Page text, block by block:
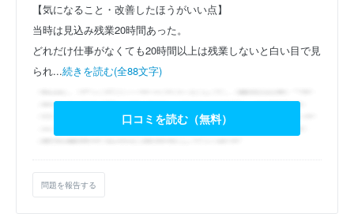
【気になること・改善したほうがいい点】
当時は見込み残業20時間あった。
どれだけ仕事がなくても20時間以上は残業しないと白い目で見
られ...続きを読む(全88文字)
口コミを読む（無料）
問題を報告する